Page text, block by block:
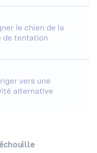
le chien de la
de tentation
vers une
alternative